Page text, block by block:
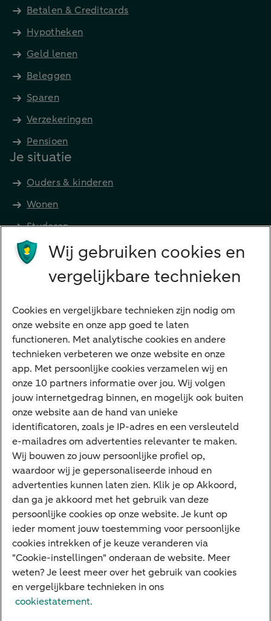
Betalen & Creditcards
Hypotheken
Geld lenen
Beleggen
Sparen
Verzekeringen
Pensioen
Je situatie
Ouders & kinderen
Wonen
Studeren
Preferred Banking
Digitale diensten
Internet Bankieren
ABN AMRO app
Tikkie
Apple Pay
Google Pay
Veilig bankieren
Meest gezocht
Hypotheek berekenen
E.dentifier
Jaaroverzicht
Rood staan
Over ABN AMRO
Wij gebruiken cookies en
vergelijkbare technieken
Cookies en vergelijkbare technieken zijn nodig om
onze website en onze app goed te laten
functioneren. Met analytische cookies en andere
technieken verbeteren we onze website en onze
app. Met persoonlijke cookies verzamelen wij en
onze 10 partners informatie over jou. Wij volgen
jouw internetgedrag binnen, en mogelijk ook buiten
onze website aan de hand van unieke
identificatoren, zoals je IP-adres en een versleuteld
e-mailadres om advertenties relevanter te maken.
Wij bouwen zo jouw persoonlijke profiel op,
waardoor wij je gepersonaliseerde inhoud en
advertenties kunnen laten zien. Klik je op Akkoord,
dan ga je akkoord met het gebruik van deze
persoonlijke cookies op onze website. Je kunt op
ieder moment jouw toestemming voor persoonlijke
cookies intrekken of je keuze veranderen via
"Cookie-instellingen" onderaan de website. Meer
weten? Je leest meer over het gebruik van cookies
en vergelijkbare technieken in ons
cookiestatement.